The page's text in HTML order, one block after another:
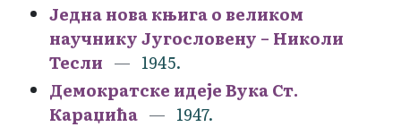
Једна нова књига о великом
научнику Југословену – Николи
Тесли
1945.
Демократске идеје Вука Ст.
Караџића
1947.